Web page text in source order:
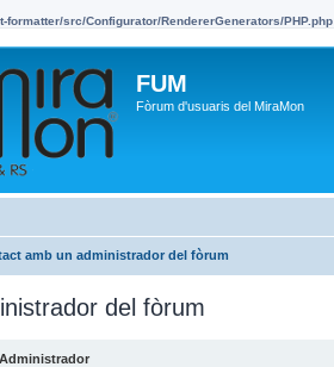
formatter/src/Configurator/RendererGenerators/PHP.php
FUM
Fòrum d'usuaris del MiraMon
amb un administrador del fòrum
del fòrum
Administrador